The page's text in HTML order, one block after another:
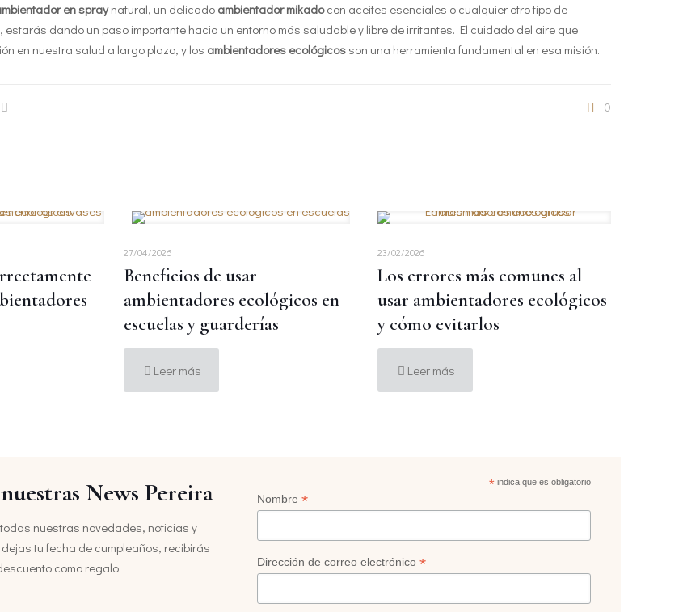
en spraynatural, un delicado ambientador mikadocon aceites esenciales o cualquier otro tipo de
, estarás dando un paso importante hacia un entorno más saludable y libre de irritantes. El cuidado del aire que
en nuestra salud a largo plazo, y los ambientadores ecológicosson una herramienta fundamental en esa misión.
0
27/04/2026
Beneficios de usar
ambientadores ecológicos en
escuelas y guarderías
Leer más
23/02/2026
Los errores más comunes al
usar ambientadores ecológicos
y cómo evitarlos
Leer más
News Pereira
todas nuestras novedades, noticias y
tu fecha de cumpleaños, recibirás
como regalo.
*indica que es obligatorio
Nombre *
Dirección de correo electrónico *